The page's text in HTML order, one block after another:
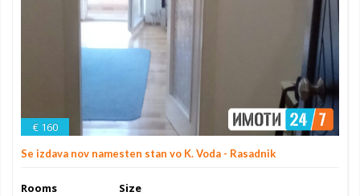
€ 160
Se izdava nov namesten stan vo K. Voda - Rasadnik
Rooms
Size